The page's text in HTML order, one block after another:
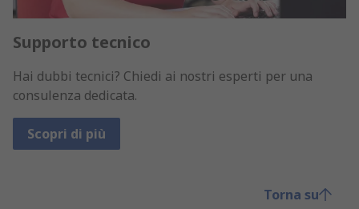
Supporto tecnico
Hai dubbi tecnici? Chiedi ai nostri esperti per una
consulenza dedicata.
Scopri di più
Torna su